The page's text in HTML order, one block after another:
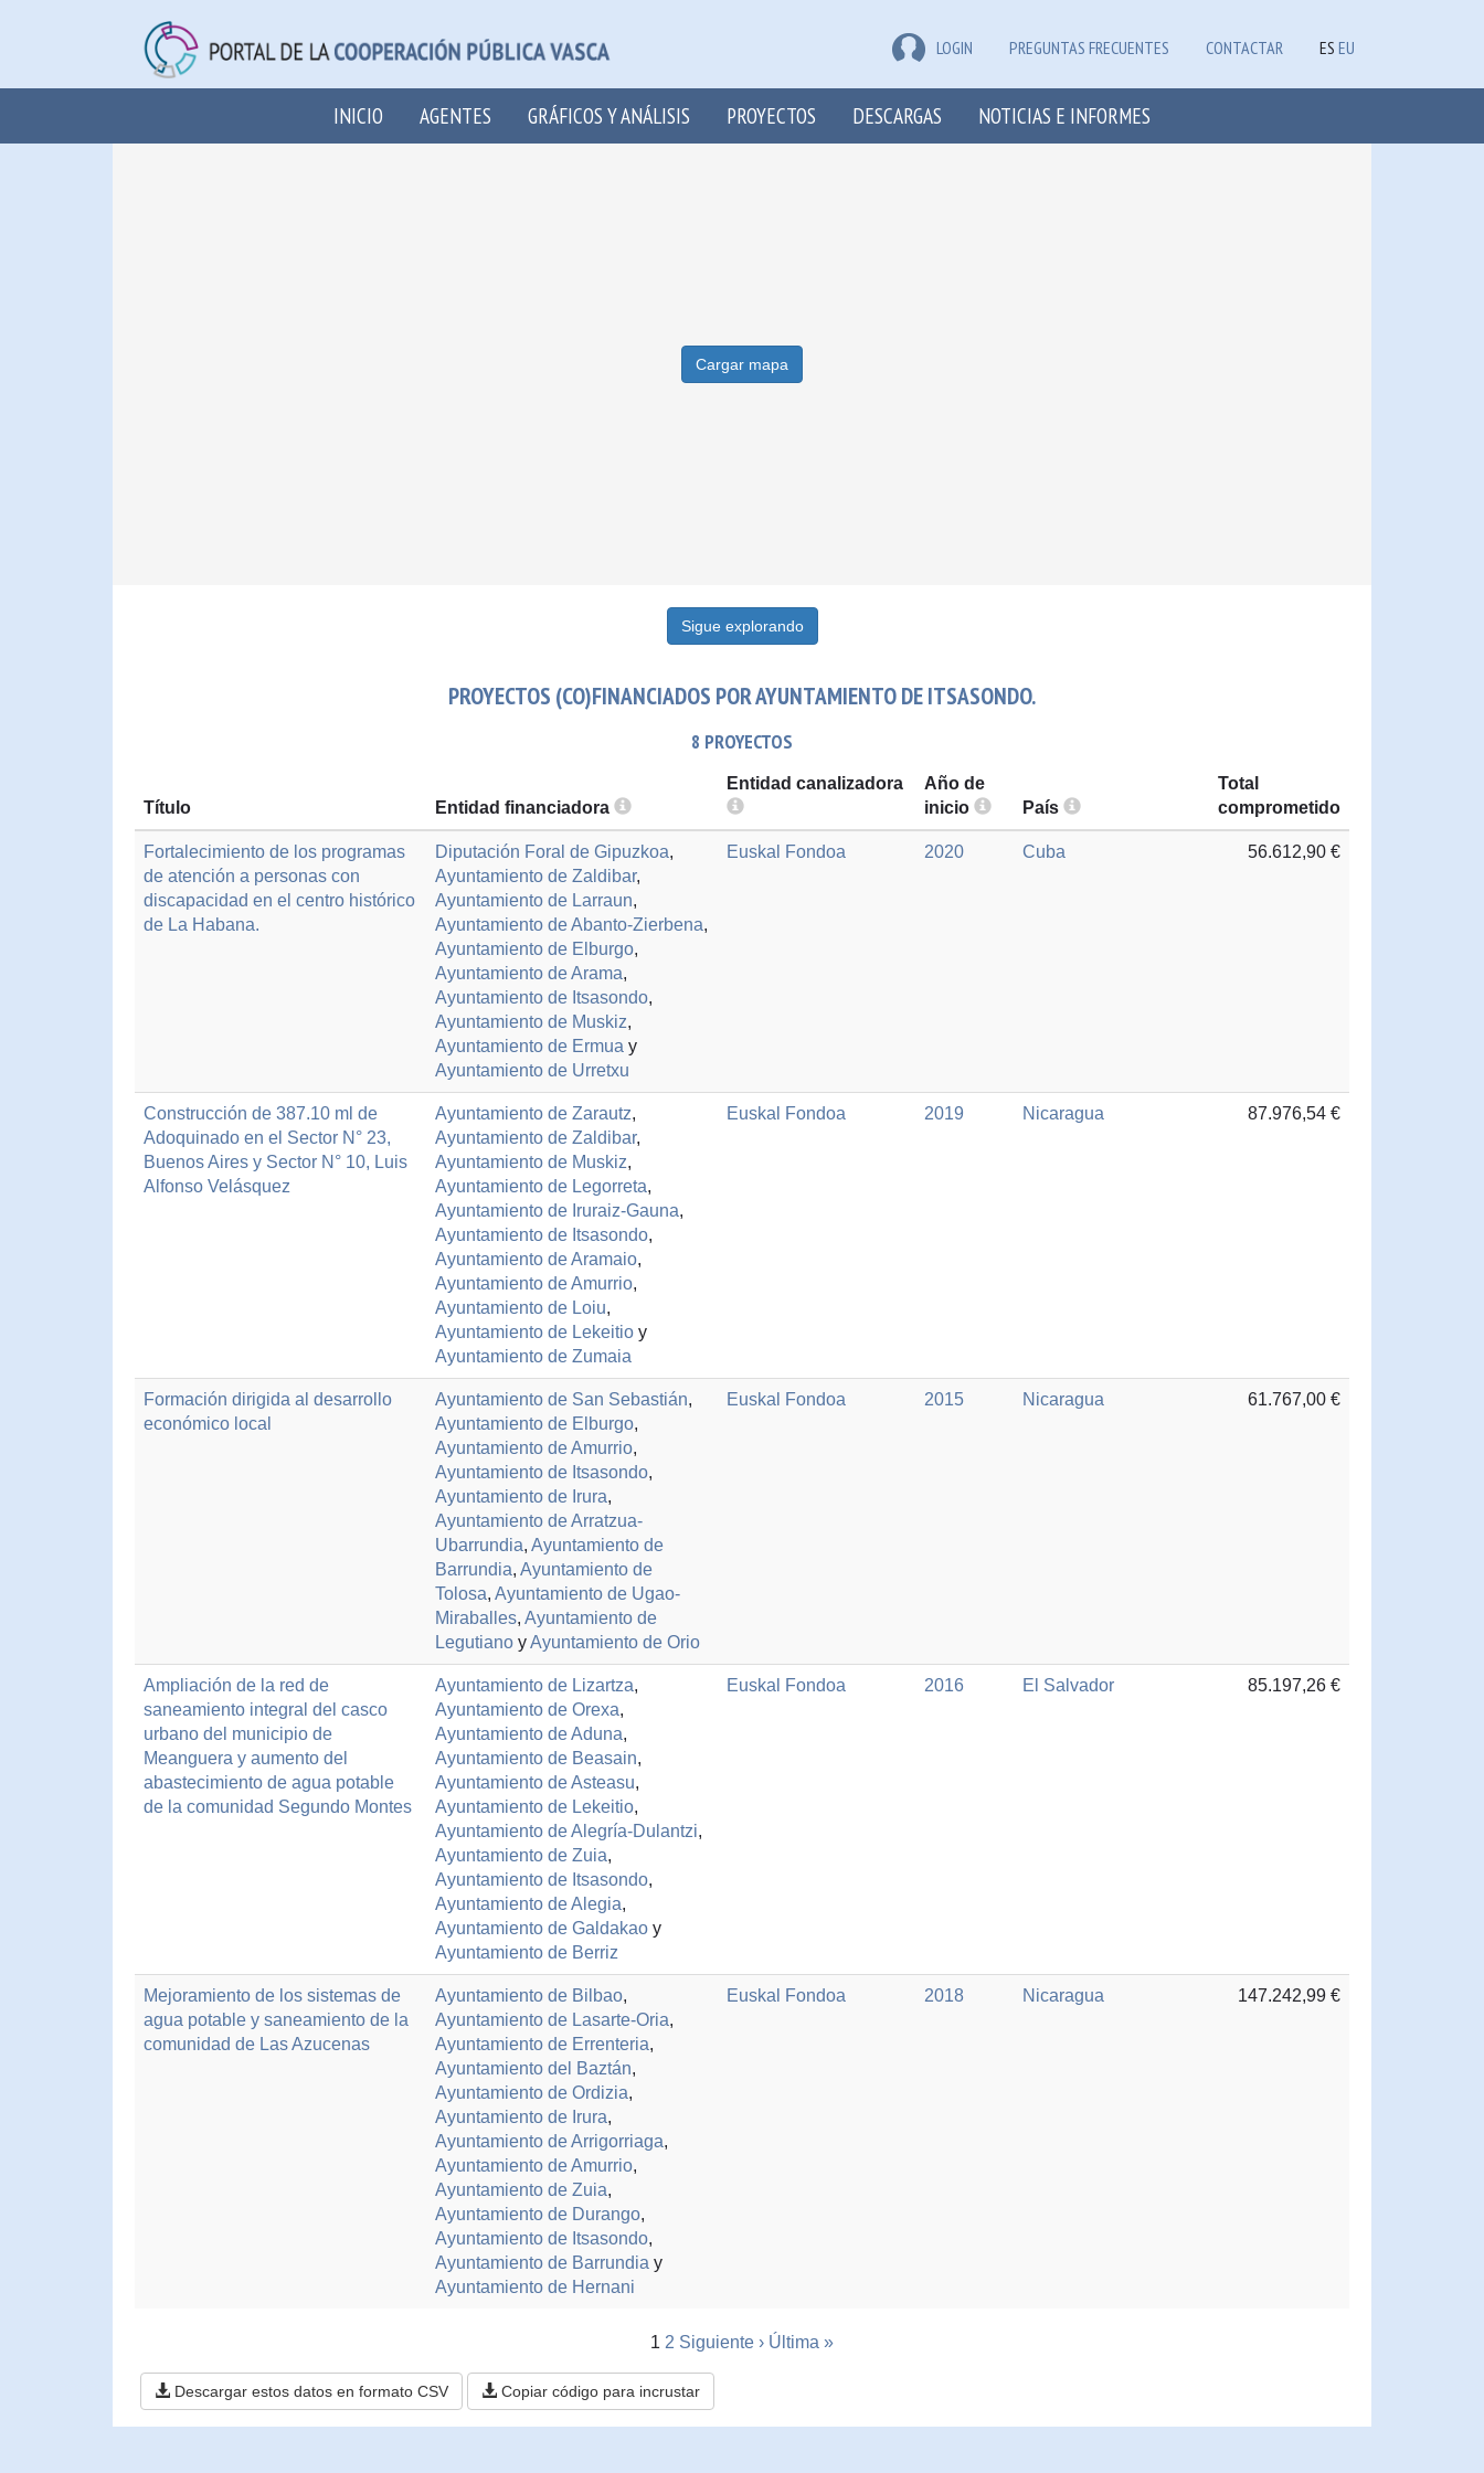
LOGIN PREGUNTAS FRECUENTES CONTACTAR ES EU
INICIO AGENTES GRÁFICOS Y ANÁLISIS PROYECTOS DESCARGAS NOTICIAS E INFORMES
Cargar mapa
Sigue explorando
PROYECTOS (CO)FINANCIADOS POR AYUNTAMIENTO DE ITSASONDO.
8 PROYECTOS
Título Entidad financiadora
Entidad canalizadora
Año de
inicio
País
Total
comprometido
Fortalecimiento de los programas
de atención a personas con
discapacidad en el centro histórico
de La Habana.
Diputación Foral de Gipuzkoa,
Ayuntamiento de Zaldibar,
Ayuntamiento de Larraun,
Ayuntamiento de Abanto-Zierbena,
Ayuntamiento de Elburgo,
Ayuntamiento de Arama,
Ayuntamiento de Itsasondo,
Ayuntamiento de Muskiz,
Ayuntamiento de Ermua y
Ayuntamiento de Urretxu
Euskal Fondoa 2020 Cuba 56.612,90 €
Construcción de 387.10 ml de
Adoquinado en el Sector N° 23,
Buenos Aires y Sector N° 10, Luis
Alfonso Velásquez
Ayuntamiento de Zarautz,
Ayuntamiento de Zaldibar,
Ayuntamiento de Muskiz,
Ayuntamiento de Legorreta,
Ayuntamiento de Iruraiz-Gauna,
Ayuntamiento de Itsasondo,
Ayuntamiento de Aramaio,
Ayuntamiento de Amurrio,
Ayuntamiento de Loiu,
Ayuntamiento de Lekeitio y
Ayuntamiento de Zumaia
Euskal Fondoa 2019 Nicaragua 87.976,54 €
Formación dirigida al desarrollo
económico local
Ayuntamiento de San Sebastián,
Ayuntamiento de Elburgo,
Ayuntamiento de Amurrio,
Ayuntamiento de Itsasondo,
Ayuntamiento de Irura,
Ayuntamiento de Arratzua-
Ubarrundia, Ayuntamiento de
Barrundia, Ayuntamiento de
Tolosa, Ayuntamiento de Ugao-
Miraballes, Ayuntamiento de
Legutiano yAyuntamiento de Orio
Euskal Fondoa 2015 Nicaragua 61.767,00 €
Ampliación de la red de
saneamiento integral del casco
urbano del municipio de
Meanguera y aumento del
abastecimiento de agua potable
de la comunidad Segundo Montes
Ayuntamiento de Lizartza,
Ayuntamiento de Orexa,
Ayuntamiento de Aduna,
Ayuntamiento de Beasain,
Ayuntamiento de Asteasu,
Ayuntamiento de Lekeitio,
Ayuntamiento de Alegría-Dulantzi,
Ayuntamiento de Zuia,
Ayuntamiento de Itsasondo,
Ayuntamiento de Alegia,
Ayuntamiento de Galdakao y
Ayuntamiento de Berriz
Euskal Fondoa 2016 El Salvador 85.197,26 €
Mejoramiento de los sistemas de
agua potable y saneamiento de la
comunidad de Las Azucenas
Ayuntamiento de Bilbao,
Ayuntamiento de Lasarte-Oria,
Ayuntamiento de Errenteria,
Ayuntamiento del Baztán,
Ayuntamiento de Ordizia,
Ayuntamiento de Irura,
Ayuntamiento de Arrigorriaga,
Ayuntamiento de Amurrio,
Ayuntamiento de Zuia,
Ayuntamiento de Durango,
Ayuntamiento de Itsasondo,
Ayuntamiento de Barrundia y
Ayuntamiento de Hernani
Euskal Fondoa 2018 Nicaragua 147.242,99 €
1 2 Siguiente › Última »
Descargar estos datos en formato CSV Copiar código para incrustar